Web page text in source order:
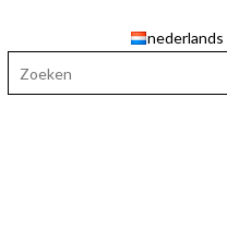
nederlands